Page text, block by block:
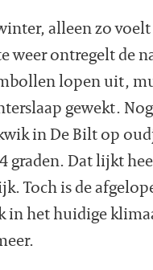
alleen zo
weer ontregelt de
lopen uit,
gewekt.
in De Bilt op
graden. Dat lijkt
Toch is de
in het huidige